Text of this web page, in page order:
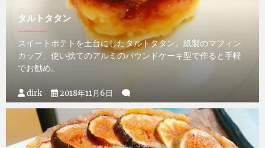
タルトタタン
スイートポテトを土台にしたタルトタタン。紙製のマフィン
カップ、使い捨てのアルミのパウンドケーキ型で作ると手軽
でお勧め。
dirk 2018年11月6日